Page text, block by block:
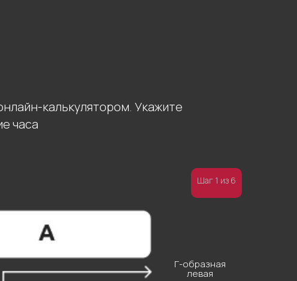
калькулятором. Укажите
часа
Шаг 1 из 6
Г-образная
левая